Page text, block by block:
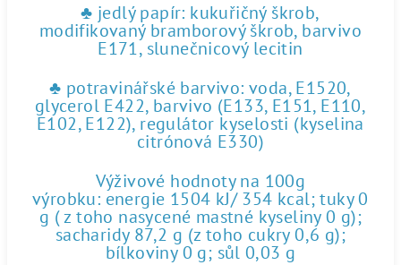
♣ jedlý papír: kukuřičný škrob,
modifikovaný bramborový škrob, barvivo
E171, slunečnicový lecitin
♣ potravinářské barvivo: voda, E1520,
glycerol E422, barvivo (E133, E151, E110,
E102, E122), regulátor kyselosti (kyselina
citrónová E330)
Výživové hodnoty na 100g
výrobku: energie 1504 kJ/ 354 kcal; tuky 0
g ( z toho nasycené mastné kyseliny 0 g);
sacharidy 87,2 g (z toho cukry 0,6 g);
bílkoviny 0 g; sůl 0,03 g